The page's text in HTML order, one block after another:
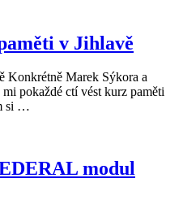
v Jihlavě
Konkrétně Marek Sýkora a
pokaždé ctí vést kurz paměti
si …
modul